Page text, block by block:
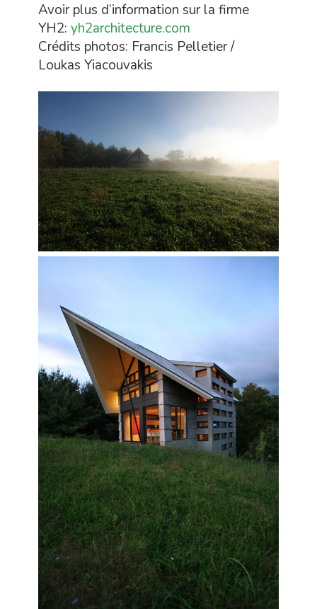
Avoir plus d’information sur la firme
YH2: yh2architecture.com
Crédits photos: Francis Pelletier /
Loukas Yiacouvakis